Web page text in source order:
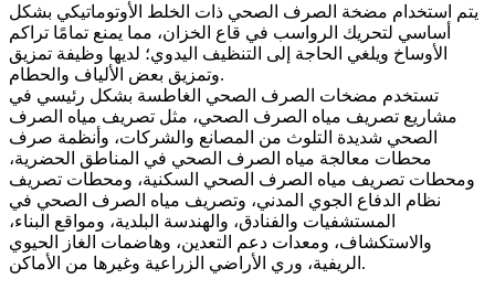
يتم استخدام مضخة الصرف الصحي ذات الخلط الأوتوماتيكي بشكل
أساسي لتحريك الرواسب في قاع الخزان، مما يمنع تمامًا تراكم
الأوساخ ويلغي الحاجة إلى التنظيف اليدوي؛ لديها وظيفة تمزيق
وتمزيق بعض الألياف والحطام.
تستخدم مضخات الصرف الصحي الغاطسة بشكل رئيسي في
مشاريع تصريف مياه الصرف الصحي، مثل تصريف مياه الصرف
الصحي شديدة التلوث من المصانع والشركات، وأنظمة صرف
محطات معالجة مياه الصرف الصحي في المناطق الحضرية،
ومحطات تصريف مياه الصرف الصحي السكنية، ومحطات تصريف
نظام الدفاع الجوي المدني، وتصريف مياه الصرف الصحي في
المستشفيات والفنادق، والهندسة البلدية، ومواقع البناء،
والاستكشاف، ومعدات دعم التعدين، وهاضمات الغاز الحيوي
الريفية، وري الأراضي الزراعية وغيرها من الأماكن.